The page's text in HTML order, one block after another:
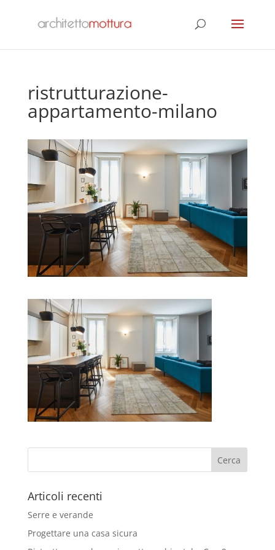
ristrutturazione-
appartamento-milano
Articoli recenti
Serre e verande
Progettare una casa sicura